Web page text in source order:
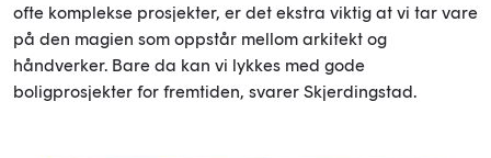
ofte komplekse prosjekter, er det ekstra viktig at vi tar vare
på den magien som oppstår mellom arkitekt og
håndverker. Bare da kan vi lykkes med gode
boligprosjekter for fremtiden, svarer Skjerdingstad.